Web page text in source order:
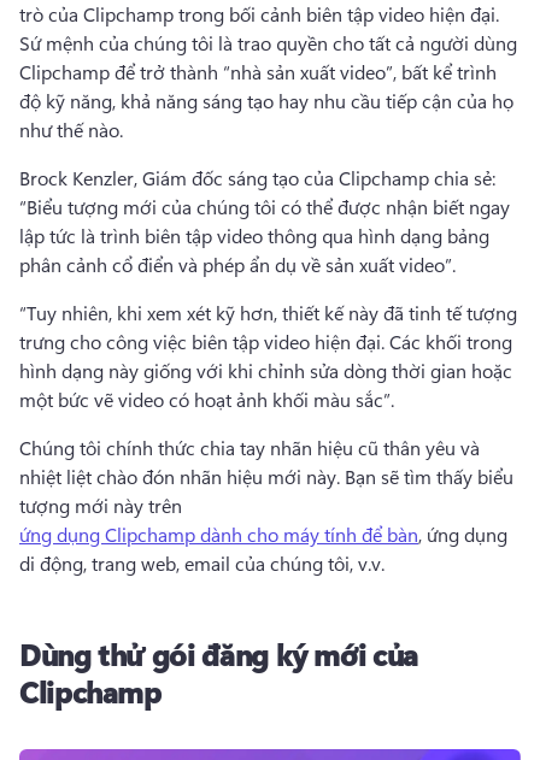
Sứ mệnh của chúng tôi là trao quyền cho tất cả người dùng
Clipchamp để trở thành “nhà sản xuất video”, bất kể trình
độ kỹ năng, khả năng sáng tạo hay nhu cầu tiếp cận của họ
như thế nào.
Brock Kenzler, Giám đốc sáng tạo của Clipchamp chia sẻ:
“Biểu tượng mới của chúng tôi có thể được nhận biết ngay
lập tức là trình biên tập video thông qua hình dạng bảng
phân cảnh cổ điển và phép ẩn dụ về sản xuất video”.
“Tuy nhiên, khi xem xét kỹ hơn, thiết kế này đã tinh tế tượng
trưng cho công việc biên tập video hiện đại. Các khối trong
hình dạng này giống với khi chỉnh sửa dòng thời gian hoặc
một bức vẽ video có hoạt ảnh khối màu sắc”.
Chúng tôi chính thức chia tay nhãn hiệu cũ thân yêu và
nhiệt liệt chào đón nhãn hiệu mới này. Bạn sẽ tìm thấy biểu
tượng mới này trên
ứng dụng Clipchamp dành cho máy tính để bàn, ứng dụng
di động, trang web, email của chúng tôi, v.v.
Dùng thử gói đăng ký mới của
Clipchamp